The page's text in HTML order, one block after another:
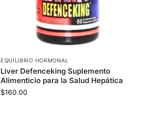
EQUILIBRIO HORMONAL
Liver Defenceking Suplemento
Alimenticio para la Salud Hepática
$160.00